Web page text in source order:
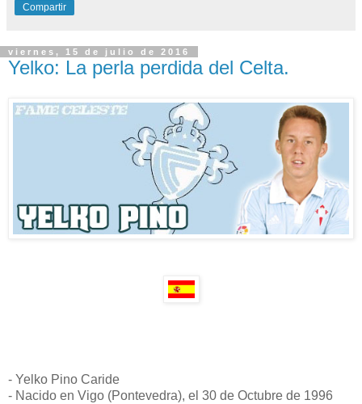
Compartir
viernes, 15 de julio de 2016
Yelko: La perla perdida del Celta.
- Yelko Pino Caride
- Nacido en Vigo (Pontevedra), el 30 de Octubre de 1996